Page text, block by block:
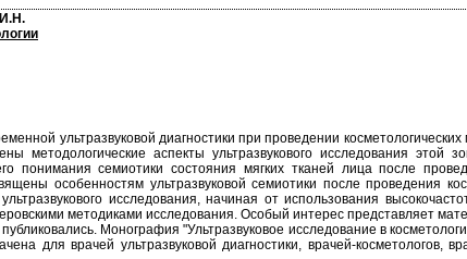
ультразвуковой диагностики при проведении
методологические аспекты ультразвукового исследования этой
понимания семиотики состояния мягких тканей лица после
особенностям ультразвуковой семиотики после проведения
исследования, начиная от использования
методиками исследования. Особый интерес представляет
Монография "Ультразвуковое исследование в
для врачей ультразвуковой диагностики, врачей-косметологов,